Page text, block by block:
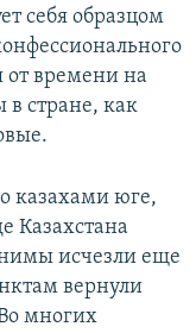
себя образцом
от времени на
стране, как
казахами юге,
Казахстана
исчезли еще
вернули
многих